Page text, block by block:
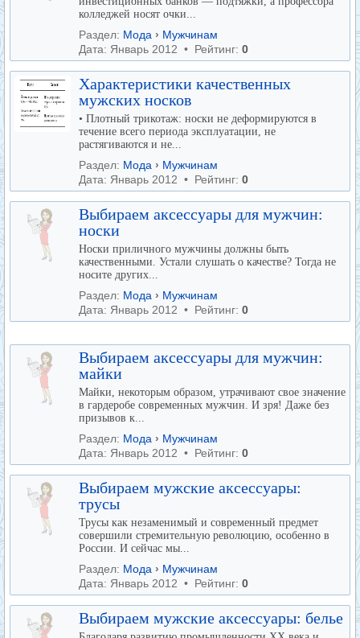
колледжей носят очки...
Раздел: Мода › Мужчинам
Дата: Январь 2012 • Рейтинг: 0
Характеристики качественных
мужских носков
• Плотный трикотаж: носки не деформируются в
течение всего периода эксплуатации, не
растягиваются и не...
Раздел: Мода › Мужчинам
Дата: Январь 2012 • Рейтинг: 0
Выбираем аксессуары для мужчин:
носки
Носки приличного мужчины должны быть
качественными. Устали слушать о качестве? Тогда не
носите других...
Раздел: Мода › Мужчинам
Дата: Январь 2012 • Рейтинг: 0
Выбираем аксессуары для мужчин:
майки
Майки, некоторым образом, утрачивают свое значение
в гардеробе современных мужчин. И зря! Даже без
призывов к...
Раздел: Мода › Мужчинам
Дата: Январь 2012 • Рейтинг: 0
Выбираем мужские аксессуары:
трусы
Трусы как незаменимый и современный предмет
совершили стремительную революцию, особенно в
России. И сейчас мы...
Раздел: Мода › Мужчинам
Дата: Январь 2012 • Рейтинг: 0
Выбираем мужские аксессуары: белье